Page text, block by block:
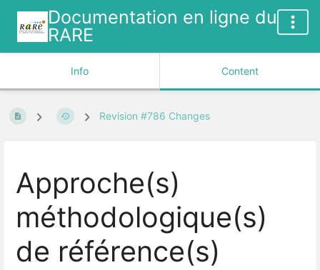
Documentation en ligne du
RARE
Info Content
Revision #786 Changes
Approche(s)
méthodologique(s)
de référence(s)